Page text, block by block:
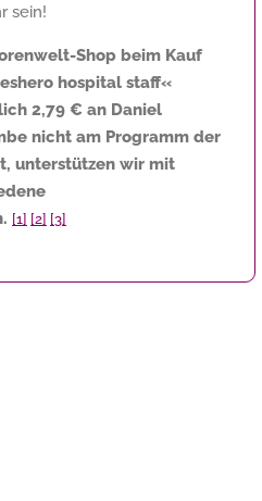
sein!
Shop beim Kauf
hospital staff«
2,79 € an Daniel
nicht am Programm der
unterstützen wir mit
[1] [2] [3]